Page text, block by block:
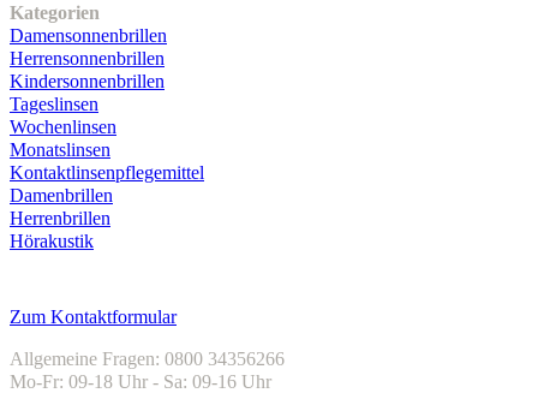
Kategorien
Damensonnenbrillen
Herrensonnenbrillen
Kindersonnenbrillen
Tageslinsen
Wochenlinsen
Monatslinsen
Kontaktlinsenpflegemittel
Damenbrillen
Herrenbrillen
Hörakustik
Zum Kontaktformular
Allgemeine Fragen: 0800 34356266
Mo-Fr: 09-18 Uhr - Sa: 09-16 Uhr